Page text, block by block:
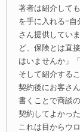
著者は紹介して
を手に入れる=
さん提供してい
ど、保険とは直
はいませんか」
そして紹介する
契約後にお客さ
書くことで商談
契約してよかっ
これは目からウ